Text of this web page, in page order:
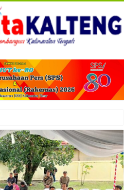
Serta Tunjangan Pemdes dan BPD di